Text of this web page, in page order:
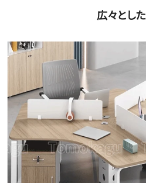
広々とし